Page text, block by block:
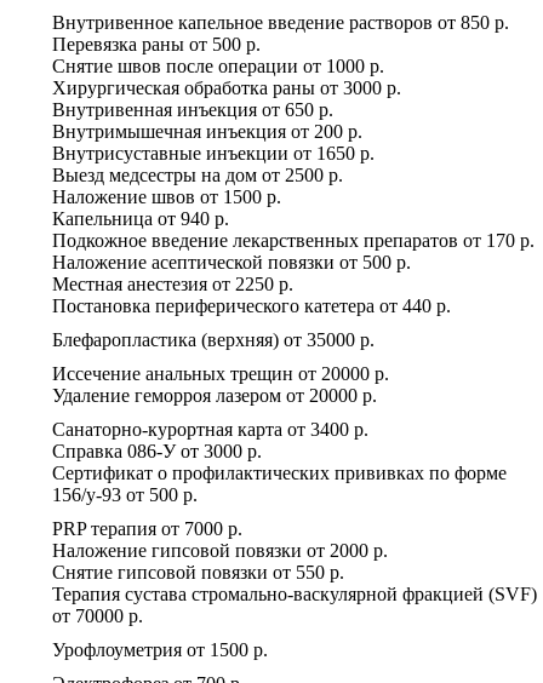
Внутривенное капельное введение растворов от 850 р.
Перевязка раны от 500 р.
Снятие швов после операции от 1000 р.
Хирургическая обработка раны от 3000 р.
Внутривенная инъекция от 650 р.
Внутримышечная инъекция от 200 р.
Внутрисуставные инъекции от 1650 р.
Выезд медсестры на дом от 2500 р.
Наложение швов от 1500 р.
Капельница от 940 р.
Подкожное введение лекарственных препаратов от 170 р.
Наложение асептической повязки от 500 р.
Местная анестезия от 2250 р.
Постановка периферического катетера от 440 р.
Блефаропластика (верхняя) от 35000 р.
Иссечение анальных трещин от 20000 р.
Удаление геморроя лазером от 20000 р.
Санаторно-курортная карта от 3400 р.
Справка 086-Уот 3000 р.
Сертификат о профилактических прививках по форме
156/у-93 от 500 р.
PRP терапия от 7000 р.
Наложение гипсовой повязки от 2000 р.
Снятие гипсовой повязки от 550 р.
Терапия сустава стромально-васкулярной фракцией (SVF)
от 70000 р.
Урофлоуметрия от 1500 р.